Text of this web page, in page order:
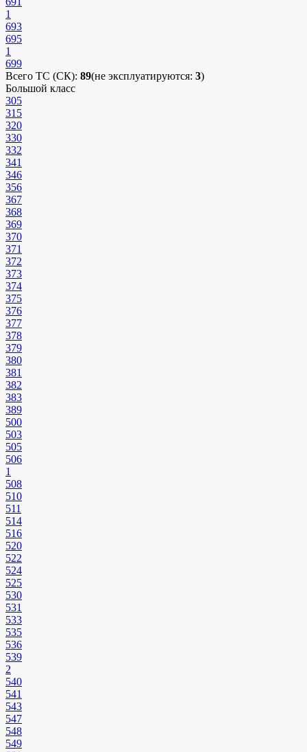
1
693
695
1
699
Всего ТС (СК): 89(не эксплуатируются: 3)
Большой класс
305
315
320
330
332
341
346
356
367
368
369
370
371
372
373
374
375
376
377
378
379
380
381
382
383
389
500
503
505
506
1
508
510
511
514
516
520
522
524
525
530
531
533
535
536
539
2
540
541
543
547
548
549